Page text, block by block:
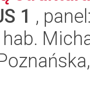
1 ,